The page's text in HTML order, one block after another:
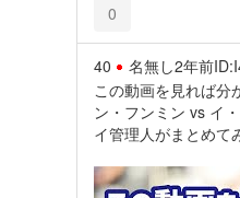
0
40 名無し2年前
この動画を見れば分
ン・フンミン vs イ
イ管理人がまとめて